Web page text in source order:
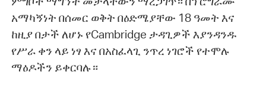
አማካኝነት በሰመር ወቅት በዕድሜያቸው 18 ዓመት እና
ከዚያ በታች ለሆኑ የCambridge ታዳጊዎች እያንዳንዱ
የሥራ ቀን ላይ ነፃ እና በአስፈላጊ ንጥረ ነገሮች የተሞሉ
ማዕዶችን ይቀርባሉ።